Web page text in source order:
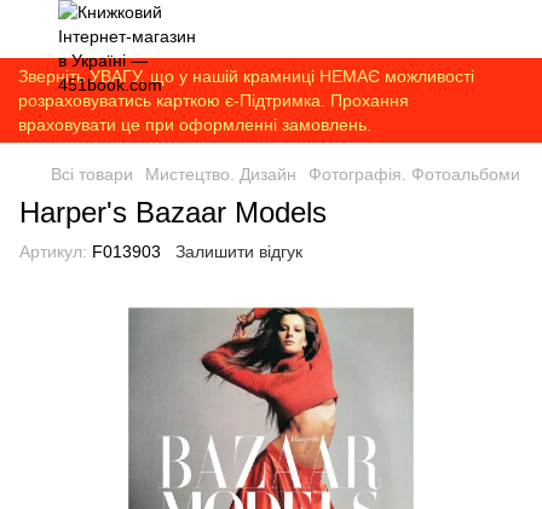
Зверніть УВАГУ, що у нашій крамниці НЕМАЄ можливості
розраховуватись карткою є-Підтримка. Прохання
враховувати це при оформленні замовлень.
Всі товари Мистецтво. Дизайн Фотографія. Фотоальбоми
Harper's Bazaar Models
Артикул: F013903 Залишити відгук